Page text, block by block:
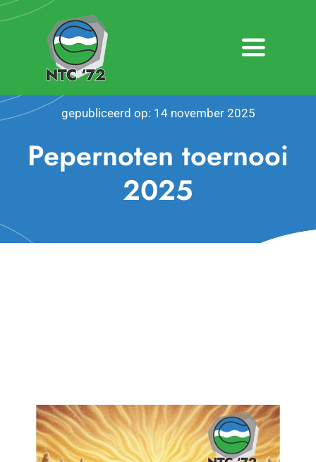
Ga
naar
Toggle
Home
Over NTC ’72
gepubliceerd op: 14 november 2025
Pepernoten toernooi
2025